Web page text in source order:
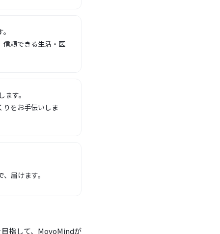
信頼できる生活・医
す。
りをお手伝いしま
届けます。
指して、MovoMindが